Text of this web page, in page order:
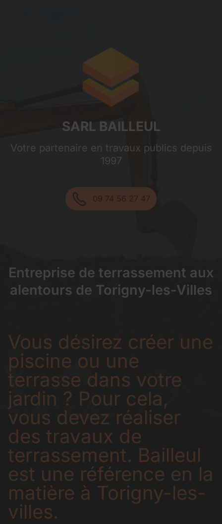
SARL BAILLEUL
Votre partenaire en travaux publics depuis
1997
09 74 56 27 47
Entreprise de terrassement aux
alentours de Torigny-les-Villes
Vous désirez créer une
piscine ou une
terrasse dans votre
jardin ? Pour cela,
vous devez réaliser
des travaux de
terrassement. Bailleul
est une référence en la
matière à Torigny-les-
villes.